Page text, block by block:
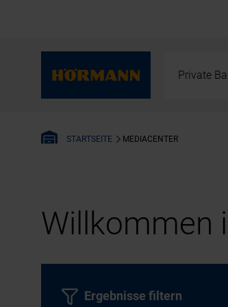
Private
STARTSEITE MEDIACENTER
Willkommen
Ergebnisse filtern